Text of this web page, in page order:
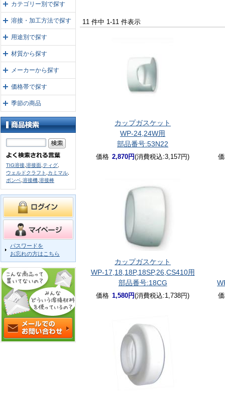
カテゴリー別で探す
溶接・加工方法で探す
用途別で探す
材質から探す
メーカーから探す
価格帯で探す
季節の商品
TIG溶接 溶接面 ティグ
ウェルドクラフト カミマル
ボンベ 溶接機 溶接棒
パスワードを
お忘れの方はこちら
11 件中 1-11 件表示
カップガスケット
WP-24,24W用
部品番号:53N22
価格 2,870円(消費税込:3,157円)
カップガスケット
WP-17,18,18P,18SP,26,CS410用
部品番号:18CG
価格 1,580円(消費税込:1,738円)